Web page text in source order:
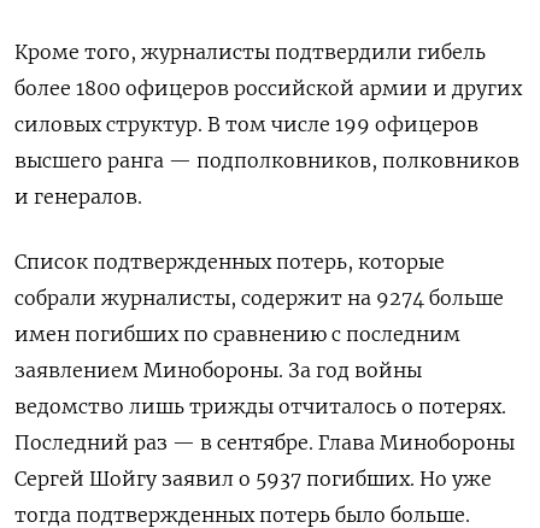
Кроме того, журналисты подтвердили гибель
более 1800 офицеров российской армии и других
силовых структур. В том числе 199 офицеров
высшего ранга — подполковников, полковников
и генералов.
Список подтвержденных потерь, которые
собрали журналисты, содержит на 9274 больше
имен погибших по сравнению с последним
заявлением Минобороны. За год войны
ведомство лишь трижды отчиталось о потерях.
Последний раз — в сентябре. Глава Минобороны
Сергей Шойгу заявил о 5937 погибших. Но уже
тогда подтвержденных потерь было больше.